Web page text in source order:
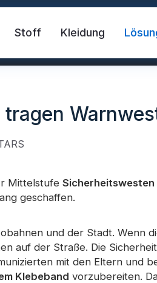
Stoff Kleidung
Stoff
Material
Mittelstufe Sicherheitswesten
geschaffen.
und der Stadt. Wenn
auf der Straße. Die
mit den Eltern und
Klebeband vorzubereiten.